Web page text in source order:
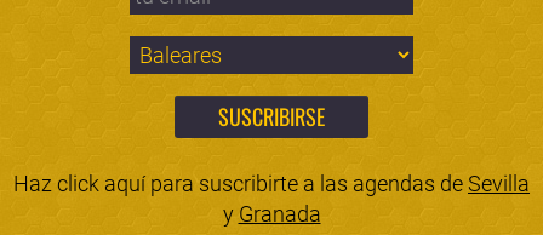
Haz click aquí para suscribirte a las agendas deSevilla
y Granada